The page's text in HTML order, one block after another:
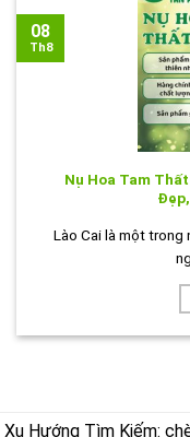
Nụ Hoa Tam
Lào Cai là một
08
Th8
Xu Hướng Tìm Kiếm: